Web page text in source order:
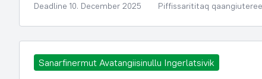
Deadline 10. December 2025 Piffissarititaq
Sanarfinermut Avatangiisinullu Ingerlatsivik